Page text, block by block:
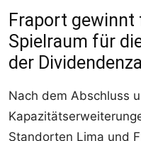
Fraport gewinnt
Spielraum für
der
Nach dem Abschluss
Standorten Lima und